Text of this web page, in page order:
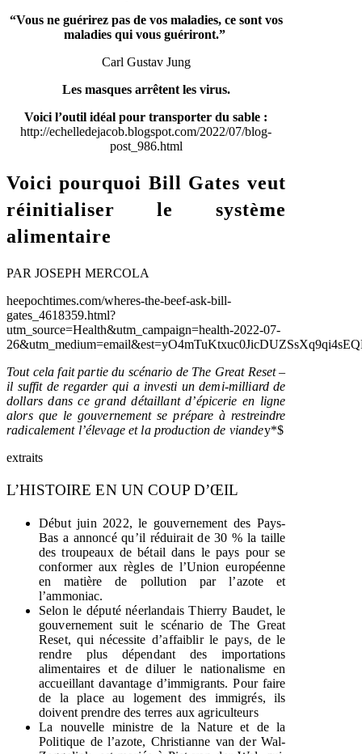
“Vous ne guérirez pas de vos maladies, ce sont vos
maladies qui vous guériront.”
Carl Gustav Jung
Les masques arrêtent les virus.
Voici l’outil idéal pour transporter du sable :
http://echelledejacob.blogspot.com/2022/07/blog-
post_986.html
Voici pourquoi Bill Gates veut
réinitialiser le système
alimentaire
PAR JOSEPH MERCOLA
heepochtimes.com/wheres-the-beef-ask-bill-
gates_4618359.html?
utm_source=Health&utm_campaign=health-2022-07-
Tout cela fait partie du scénario de The Great Reset –
il suffit de regarder qui a investi un demi-milliard de
dollars dans ce grand détaillant d’épicerie en ligne
alors que le gouvernement se prépare à restreindre
radicalement l’élevage et la production de viandey*$
extraits
L’HISTOIRE EN UN COUP D’ŒIL
Début juin 2022, le gouvernement des Pays-
Bas a annoncé qu’il réduirait de 30 % la taille
des troupeaux de bétail dans le pays pour se
conformer aux règles de l’Union européenne
en matière de pollution par l’azote et
l’ammoniac.
Selon le député néerlandais Thierry Baudet, le
gouvernement suit le scénario de The Great
Reset, qui nécessite d’affaiblir le pays, de le
rendre plus dépendant des importations
alimentaires et de diluer le nationalisme en
accueillant davantage d’immigrants. Pour faire
de la place au logement des immigrés, ils
doivent prendre des terres aux agriculteurs
La nouvelle ministre de la Nature et de la
Politique de l’azote, Christianne van der Wal-